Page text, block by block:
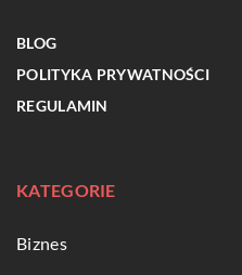
BLOG
POLITYKA PRYWATNOŚCI
REGULAMIN
KATEGORIE
Biznes